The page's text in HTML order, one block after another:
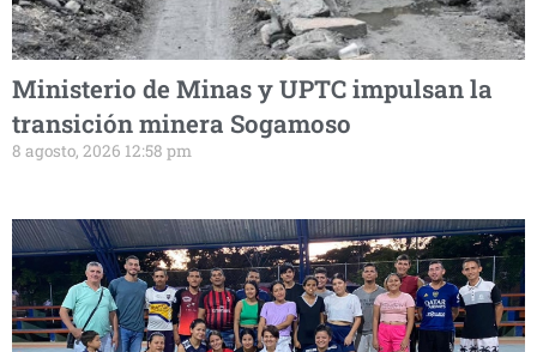
Ministerio de Minas y UPTC impulsan la
transición minera Sogamoso
8 agosto, 2026 12:58 pm